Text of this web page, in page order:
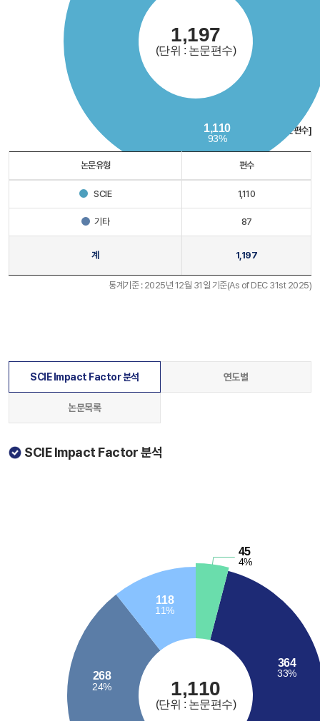
[단위 : 논문편수]
논문유형 편수
SCIE 1,110
기타 87
계 1,197
통계기준 : 2025년 12월 31일 기준(As of DEC 31st 2025)
SCIE Impact Factor 분석 연도별
논문목록
SCIE Impact Factor 분석